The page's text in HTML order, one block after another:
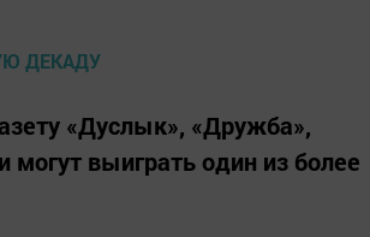
«Дуслык», «Дружба»,
могут выиграть один из более